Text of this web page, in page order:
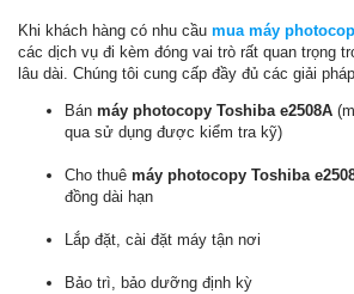
Khi khách hàng có nhu cầu mua máy
các dịch vụ đi kèm đóng vai trò rất quan trọng
lâu dài. Chúng tôi cung cấp đầy đủ các giải
Bán máy photocopy Toshiba e2508A
qua sử dụng được kiểm tra kỹ)
Cho thuê máy photocopy Toshiba
đồng dài hạn
Lắp đặt, cài đặt máy tận nơi
Bảo trì, bảo dưỡng định kỳ